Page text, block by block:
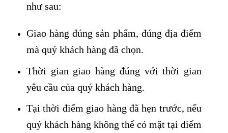
như sau:
Giao hàng đúng sản phẩm, đúng địa điểm
mà quý khách hàng đã chọn.
Thời gian giao hàng đúng với thời gian
yêu cầu của quý khách hàng.
Tại thời điểm giao hàng đã hẹn trước, nếu
quý khách hàng không thể có mặt tại điểm